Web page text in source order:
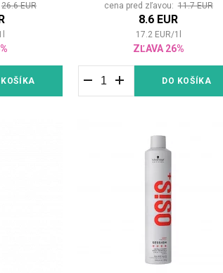
26.6 EUR
KOŠÍKA
cena pred zľavou:11.7 EUR
8.6 EUR
17.2 EUR/1
ZĽAVA 26%
DO KOŠÍKA